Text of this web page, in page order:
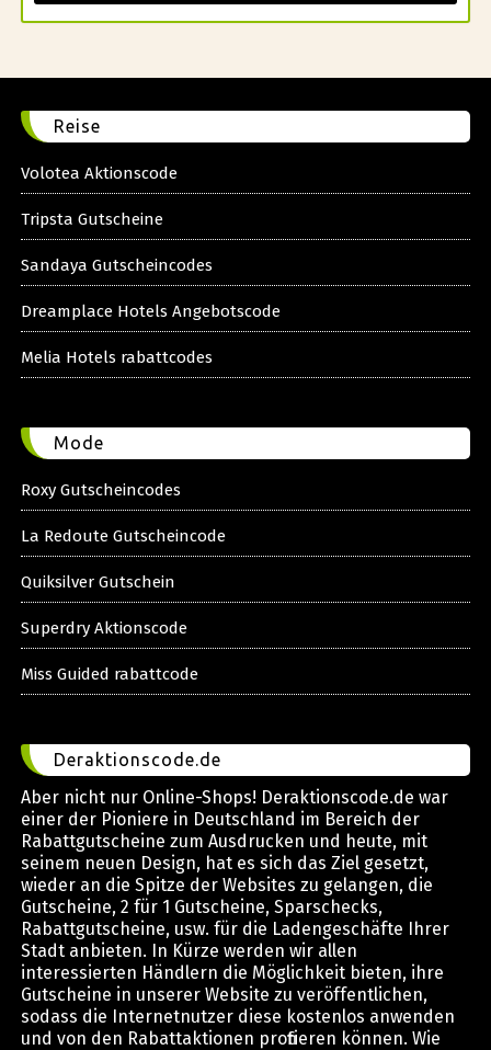
Reise
Volotea Aktionscode
Tripsta Gutscheine
Sandaya Gutscheincodes
Dreamplace Hotels Angebotscode
Melia Hotels rabattcodes
Mode
Roxy Gutscheincodes
La Redoute Gutscheincode
Quiksilver Gutschein
Superdry Aktionscode
Miss Guided rabattcode
Deraktionscode.de
Aber nicht nur Online-Shops! Deraktionscode.de war
einer der Pioniere in Deutschland im Bereich der
Rabattgutscheine zum Ausdrucken und heute, mit
seinem neuen Design, hat es sich das Ziel gesetzt,
wieder an die Spitze der Websites zu gelangen, die
Gutscheine, 2 für 1 Gutscheine, Sparschecks,
Rabattgutscheine, usw. für die Ladengeschäfte Ihrer
Stadt anbieten. In Kürze werden wir allen
interessierten Händlern die Möglichkeit bieten, ihre
Gutscheine in unserer Website zu veröffentlichen,
sodass die Internetnutzer diese kostenlos anwenden
und von den Rabattaktionen profitieren können. Wie